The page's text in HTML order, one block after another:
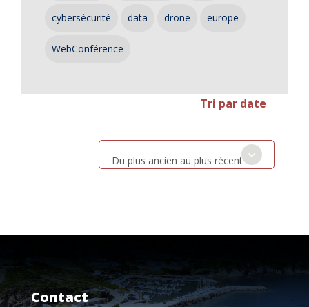
cybersécurité data drone europe
WebConférence
Tri par date
Du plus ancien au plus récent
Contact